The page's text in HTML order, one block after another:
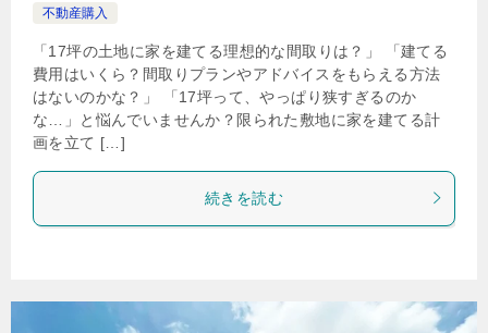
不動産購入
「17坪の土地に家を建てる理想的な間取りは？」 「建てる
費用はいくら？間取りプランやアドバイスをもらえる方法
はないのかな？」 「17坪って、やっぱり狭すぎるのか
な…」と悩んでいませんか？限られた敷地に家を建てる計
画を立て […]
続きを読む